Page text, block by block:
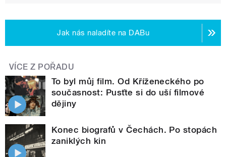
Jak nás naladíte na DABu
VÍCE Z POŘADU
To byl můj film. Od Kříženeckého po
současnost: Pusťte si do uší filmové
dějiny
Konec biografů v Čechách. Po stopách
zaniklých kin